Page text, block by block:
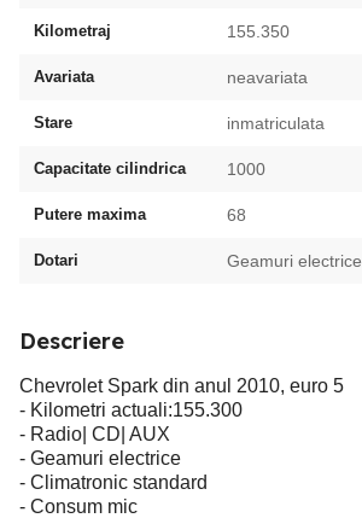
Kilometraj 155.350
Avariata neavariata
Stare inmatriculata
Capacitate cilindrica 1000
Putere maxima 68
Dotari Geamuri electrice
Descriere
Chevrolet Spark din anul 2010, euro 5
- Kilometri actuali:155.300
- Radio| CD| AUX
- Geamuri electrice
- Climatronic standard
- Consum mic